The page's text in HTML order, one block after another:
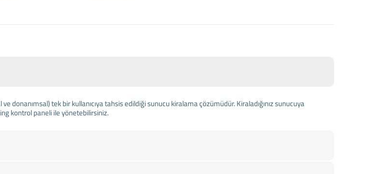
donanımsal) tek bir kullanıcıya tahsis edildiği sunucu kiralama çözümüdür. Kiraladığınız sunucuya
kontrol paneli ile yönetebilirsiniz.